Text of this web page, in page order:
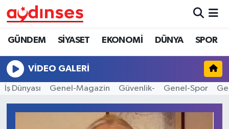
GÜNDEM SİYASET EKONOMİ DÜNYA SPOR
VIDEO GALERI
İş Dünyası Genel-Magazin Güvenlik- Genel-Spor
GÜNDEM
SİYASET
EKONOMİ
Nöbetçi Eczaneler
Hava Durumu
Aydin Namaz Vakitleri